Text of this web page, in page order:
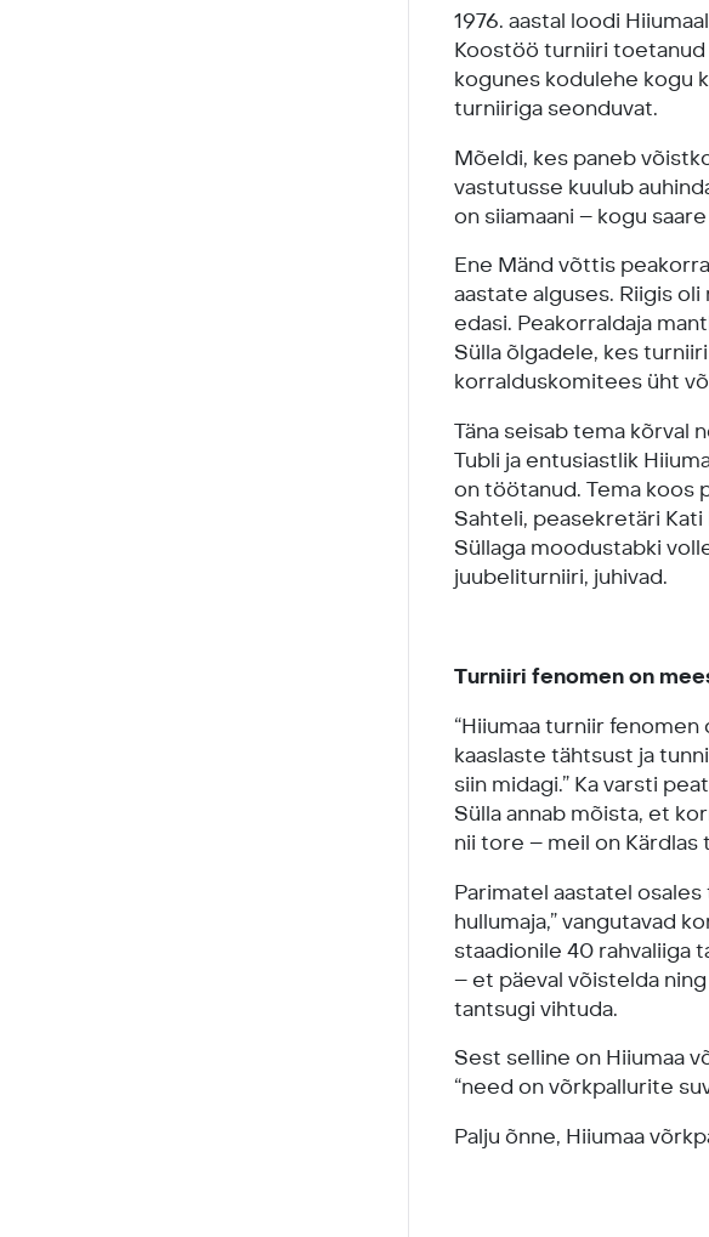
1976. aastal loodi
Koostöö turniiri toetanud
kogunes kodulehe kogu
turniiriga seonduvat.
Mõeldi, kes paneb
vastutusse kuulub
on siiamaani – kogu
Ene Mänd võttis
aastate alguses. Riigis oli
edasi. Peakorraldaja
Sülla õlgadele, kes
korralduskomitees üht
Täna seisab tema kõrval
Tubli ja entusiastlik
on töötanud. Tema koos
Sahteli, peasekretäri
Süllaga moodustabki
juubeliturniiri, juhivad.
Turniiri fenomen on
“Hiiumaa turniir
kaaslaste tähtsust ja
siin midagi.” Ka varsti
Sülla annab mõista, et
nii tore – meil on Kärdlas
Parimatel aastatel
hullumaja,” vangutavad
staadionile 40 rahvaliiga
– et päeval võistelda
tantsugi vihtuda.
Sest selline on Hiiumaa
“need on võrkpallurite
Palju õnne, Hiiumaa